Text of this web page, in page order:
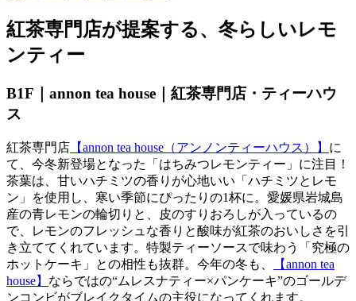
紅茶専門店が提案する、冬らしいレモ
ンティー
B1F｜annon tea house｜紅茶専門店・ティーハウ
ス
紅茶専門店 【annon tea house（アンノンティーハウス）】 に
て、今冬新登場となった「はちみつレモンティー」に注目！
茶葉は、甘いハチミツの香りが心地いい「ハチミツとレモ
ン」を使用し、寒い季節にぴったりの1杯に。愛媛県岩城島
産の青レモンの輪切りと、皮のすりおろしが入っているの
で、レモンのフレッシュな香りと酸味が紅茶のおいしさを引
き立ててくれています。特製ティーソースで味わう「究極の
ホットケーキ」との相性も抜群。今年の冬も、
【annon tea
house】 ならではの“ムレスナティー×パンケーキ”のゴールデ
ンコンビがブレイクタイムの主役になってくれます。